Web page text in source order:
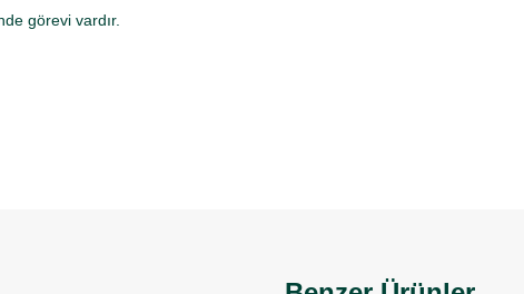
görevi vardır.